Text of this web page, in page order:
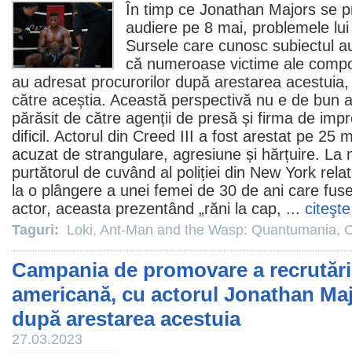
În timp ce Jonathan Majors se
audiere pe 8 mai, problemele
Sursele care cunosc subiectul
că numeroase victime ale
au adresat procurorilor după arestarea
către aceștia. Această perspectivă nu e de bun
părăsit de către agenții de presă și firma de
dificil. Actorul din Creed III a fost arestat pe 25
acuzat de strangulare, agresiune și hărțuire. La
purtătorul de cuvând al poliției din New York
la o plângere a unei femei de 30 de ani care
actor, aceasta prezentând „răni la cap, ... citeşte
Taguri: Loki, Ant-Man and the Wasp: Quantumania,
Campania de promovare a
americană, cu actorul Jonathan
după arestarea acestuia
27.03.2023